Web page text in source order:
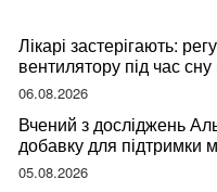
Лікарі застерігають:
вентилятору під час
ваше здоров’я
06.08.2026
Вчений з досліджень
добавку для підтримки
05.08.2026